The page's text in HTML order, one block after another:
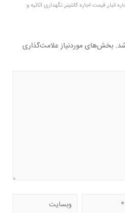
انبار,قیمت اجاره کانتینر,نگهداری اثاثیه و
بخش‌های موردنیاز علامت‌گذاری